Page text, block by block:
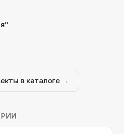
в каталоге →